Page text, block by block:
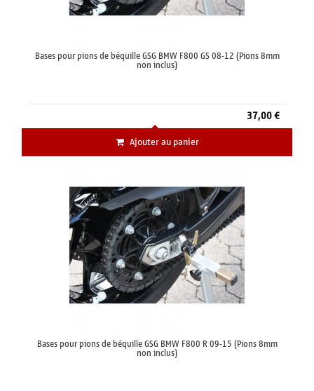
Bases pour pions de béquille GSG BMW F800 GS 08-12 (Pions 8mm
non inclus)
37,00 €
Ajouter au panier
Bases pour pions de béquille GSG BMW F800 R 09-15 (Pions 8mm
non inclus)